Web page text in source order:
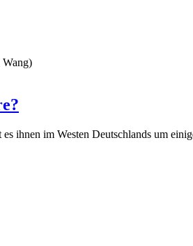
ihnen im Westen Deutschlands um